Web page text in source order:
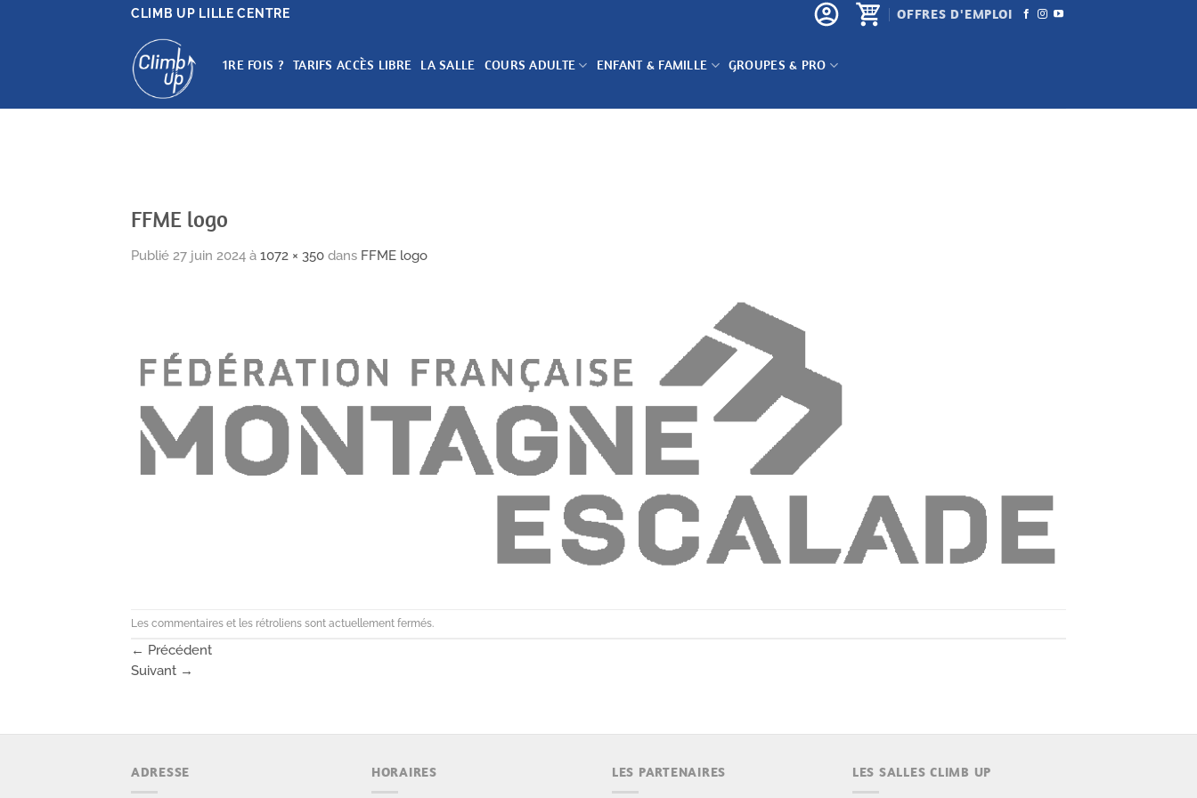
CLIMB UP LILLE CENTRE OFFRES D'EMPLOI
1RE FOIS ? TARIFS ACCÈS LIBRE LA SALLE COURS ADULTE ENFANT & FAMILLE GROUPES & PRO
FFME logo
Publié 27 juin 2024 à 1072 × 350 dans FFME logo
Les commentaires et les rétroliens sont actuellement fermés.
← Précédent
Suivant →
ADRESSE HORAIRES LES PARTENAIRES LES SALLES CLIMB UP